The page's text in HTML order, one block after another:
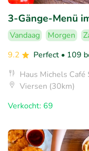
3-Gänge-Menü
Vandaag Morgen
9.2
Perfect • 109
Haus Michels Café
Viersen (30km)
Verkocht: 69